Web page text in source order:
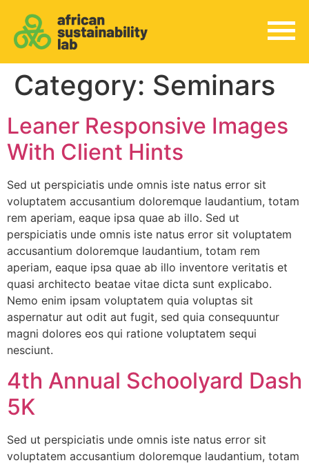
Category: Seminars
Leaner Responsive Images
With Client Hints
Sed ut perspiciatis unde omnis iste natus error sit
voluptatem accusantium doloremque laudantium, totam
rem aperiam, eaque ipsa quae ab illo. Sed ut
perspiciatis unde omnis iste natus error sit voluptatem
accusantium doloremque laudantium, totam rem
aperiam, eaque ipsa quae ab illo inventore veritatis et
quasi architecto beatae vitae dicta sunt explicabo.
Nemo enim ipsam voluptatem quia voluptas sit
aspernatur aut odit aut fugit, sed quia consequuntur
magni dolores eos qui ratione voluptatem sequi
nesciunt.
4th Annual Schoolyard Dash
5K
Sed ut perspiciatis unde omnis iste natus error sit
voluptatem accusantium doloremque laudantium, totam